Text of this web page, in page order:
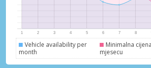
Vehicle availability per
month
Minimalna
mjesecu